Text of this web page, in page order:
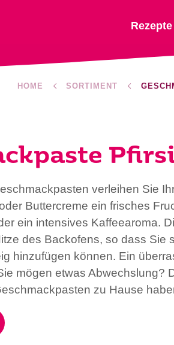
Rezepte
HOME SORTIMENT
verleihen Sie
Buttercreme ein frisches
ein intensives Kaffeearoma.
des Backofens, so dass Sie
hinzufügen können. Ein
mögen etwas Abwechslung?
zu Hause